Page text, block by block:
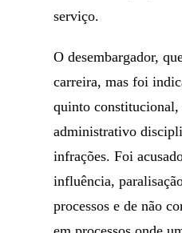
serviço.
O desembargador,
carreira, mas foi
quinto constitucional,
administrativo
infrações. Foi
influência,
processos e de não